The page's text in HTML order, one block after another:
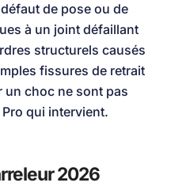
de pose ou de
à un joint défaillant
structurels causés
fissures de retrait
un choc ne sont pas
qui intervient.
2026